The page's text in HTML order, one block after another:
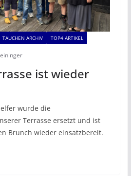
TAUCHEN ARCHIV TOP4 ARTIKEL
ist wieder
wurde die
Terrasse ersetzt und ist
Brunch wieder einsatzbereit.